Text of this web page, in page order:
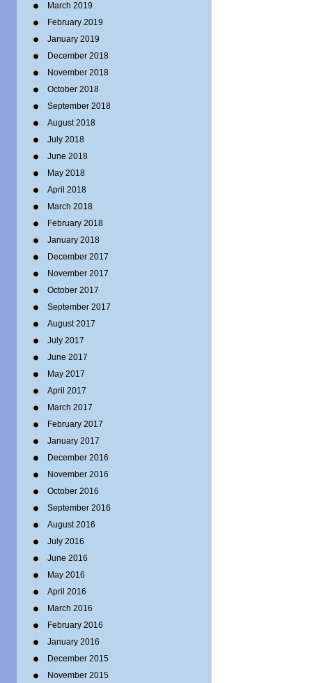
March 2019
February 2019
January 2019
December 2018
November 2018
October 2018
September 2018
August 2018
July 2018
June 2018
May 2018
April 2018
March 2018
February 2018
January 2018
December 2017
November 2017
October 2017
September 2017
August 2017
July 2017
June 2017
May 2017
April 2017
March 2017
February 2017
January 2017
December 2016
November 2016
October 2016
September 2016
August 2016
July 2016
June 2016
May 2016
April 2016
March 2016
February 2016
January 2016
December 2015
November 2015